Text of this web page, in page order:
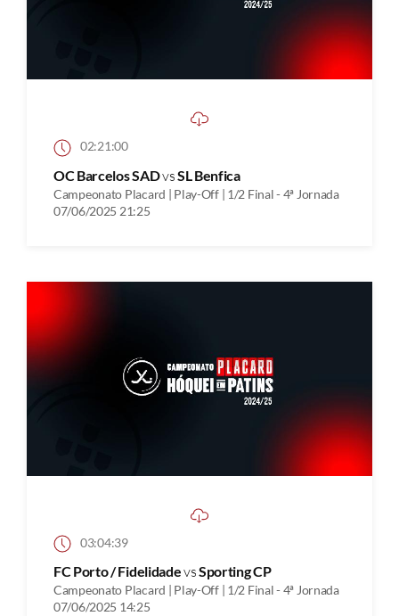
02:21:00
OC Barcelos SADvsSL Benfica
Campeonato Placard | Play-Off | 1/2 Final - 4ª Jornada
07/06/2025 21:25
03:04:39
FC Porto / FidelidadevsSporting CP
Campeonato Placard | Play-Off | 1/2 Final - 4ª Jornada
07/06/2025 14:25